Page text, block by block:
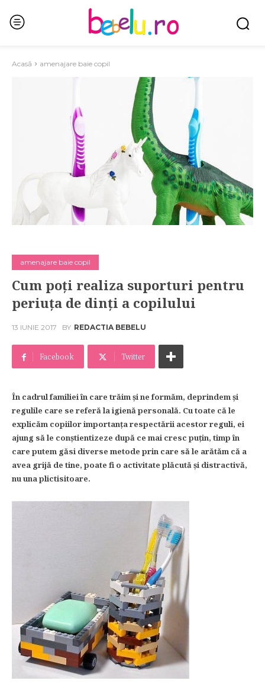
Acasă amenajare baie copil
amenajare baie copil
Cum poţi realiza suporturi pentru
periuţa de dinţi a copilului
13 IUNIE 2017 BY REDACTIA BEBELU
Facebook Twitter
În cadrul familiei în care trăim şi ne formăm, deprindem şi
regulile care se referă la igienă personală. Cu toate că le
explicăm copiilor importanța respectării acestor reguli, ei
ajung să le conştientizeze după ce mai cresc puţin, timp în
care putem găsi diverse metode prin care să le arătăm că a
avea grijă de tine, poate fi o activitate plăcută şi distractivă,
nu una plictisitoare.